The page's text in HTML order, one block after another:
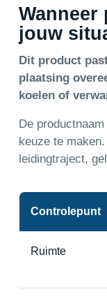
jouw
Dit product
plaatsing
koelen of
De
keuze te
leidingtraject,
Controlepunt
Ruimte